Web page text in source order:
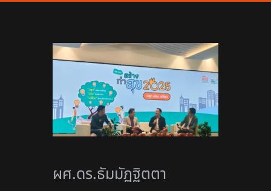
สมัครเรียน
ผศ.ดร.ธัมมัฏฐิตตา